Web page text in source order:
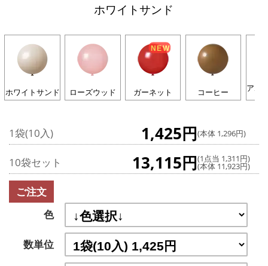
ホワイトサンド
ホワイトサンド ローズウッド ガーネット コーヒー アボ
1袋(10入) 1,425円(本体 1,296円)
10袋セット 13,115円(1点当 1,311円)
(本体 11,923円)
ご注文
色
数単位